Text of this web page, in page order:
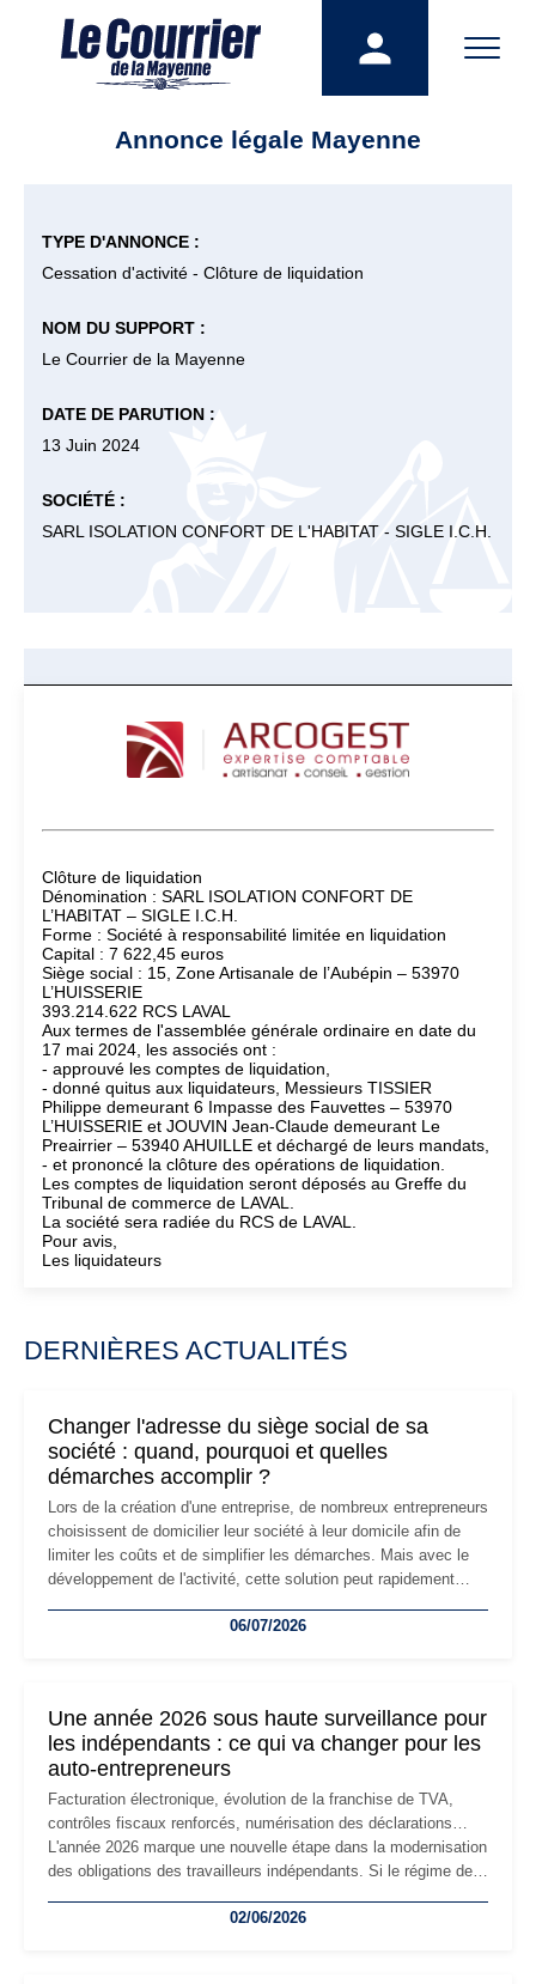
Annonce légale Mayenne
TYPE D'ANNONCE :
Cessation d'activité - Clôture de liquidation
NOM DU SUPPORT :
Le Courrier de la Mayenne
DATE DE PARUTION :
13 Juin 2024
SOCIÉTÉ :
SARL ISOLATION CONFORT DE L'HABITAT - SIGLE I.C.H.
Clôture de liquidation
Dénomination : SARL ISOLATION CONFORT DE
L’HABITAT – SIGLE I.C.H.
Forme : Société à responsabilité limitée en liquidation
Capital : 7 622,45 euros
Siège social : 15, Zone Artisanale de l’Aubépin – 53970
L’HUISSERIE
393.214.622 RCS LAVAL
Aux termes de l'assemblée générale ordinaire en date du
17 mai 2024, les associés ont :
- approuvé les comptes de liquidation,
- donné quitus aux liquidateurs, Messieurs TISSIER
Philippe demeurant 6 Impasse des Fauvettes – 53970
L’HUISSERIE et JOUVIN Jean-Claude demeurant Le
Preairrier – 53940 AHUILLE et déchargé de leurs mandats,
- et prononcé la clôture des opérations de liquidation.
Les comptes de liquidation seront déposés au Greffe du
Tribunal de commerce de LAVAL.
La société sera radiée du RCS de LAVAL.
Pour avis,
Les liquidateurs
DERNIÈRES ACTUALITÉS
Changer l'adresse du siège social de sa
société : quand, pourquoi et quelles
démarches accomplir ?
Lors de la création d'une entreprise, de nombreux entrepreneurs
choisissent de domicilier leur société à leur domicile afin de
limiter les coûts et de simplifier les démarches. Mais avec le
développement de l'activité, cette solution peut rapidement
professionnels, recrutement, image de marque… Le
06/07/2026
Une année 2026 sous haute surveillance pour
les indépendants : ce qui va changer pour les
auto-entrepreneurs
Facturation électronique, évolution de la franchise de TVA,
contrôles fiscaux renforcés, numérisation des déclarations…
L'année 2026 marque une nouvelle étape dans la modernisation
des obligations des travailleurs indépendants. Si le régime de
les auto-entrepreneurs devront s'adapter à un environnement
02/06/2026